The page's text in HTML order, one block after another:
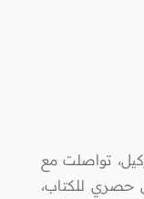
تواصلت مع
حصري للكتاب،